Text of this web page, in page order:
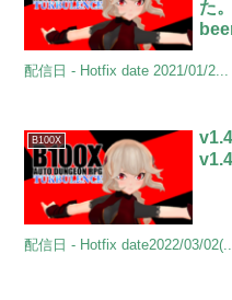
た
配信日 - Hotfix date 2021/01/2...
B100X
配信日 - Hotfix date2022/03/02(...